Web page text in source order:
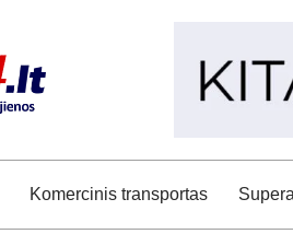
Komercinis transportas